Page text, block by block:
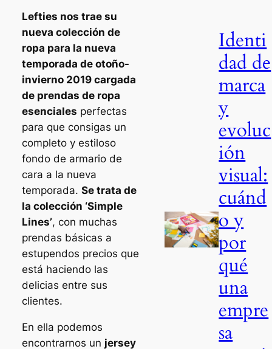
Lefties nos trae su
nueva colección de
ropa para la nueva
temporada de otoño-
invierno 2019 cargada
de prendas de ropa
esenciales perfectas
para que consigas un
completo y estiloso
fondo de armario de
cara a la nueva
temporada. Se trata de
la colección ‘Simple
Lines’, con muchas
prendas básicas a
estupendos precios que
está haciendo las
delicias entre sus
clientes.
En ella podemos
encontrarnos un jersey
Identi
dad de
marca
y
evoluc
ión
visual:
cuánd
o y
por
qué
una
empre
sa